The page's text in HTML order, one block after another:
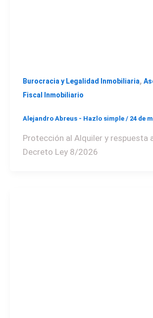
Burocracia y Legalidad Inmobiliaria,
Fiscal Inmobiliario
Alejandro Abreus - Hazlo simple / 24 de
Protección al Alquiler y respuesta
Decreto Ley 8/2026